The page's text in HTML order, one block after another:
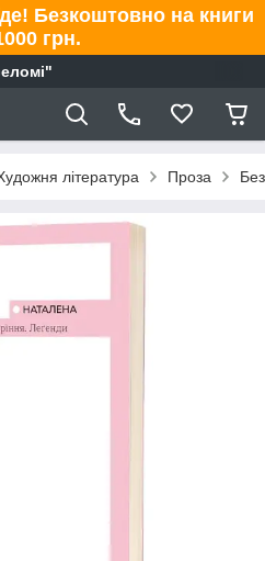
Безкоштовно на книги
грн.
література Проза